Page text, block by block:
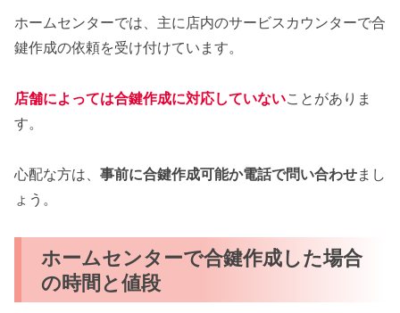
ホームセンターでは、主に店内のサービスカウンターで合
鍵作成の依頼を受け付けています。
店舗によっては合鍵作成に対応していないことがありま
す。
心配な方は、 事前に合鍵作成可能か電話で問い合わせまし
ょう。
ホームセンターで合鍵作成した場合
の時間と値段